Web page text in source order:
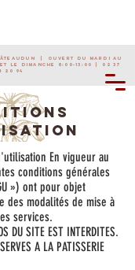
| Ouvert du mardi au
et le dimanche 8:00-13:00 | 02 37
20 94
En vigueur au
conditions générales
») ont pour objet
des modalités de mise à
services.
DU SITE EST INTERDITES.
A LA PATISSERIE